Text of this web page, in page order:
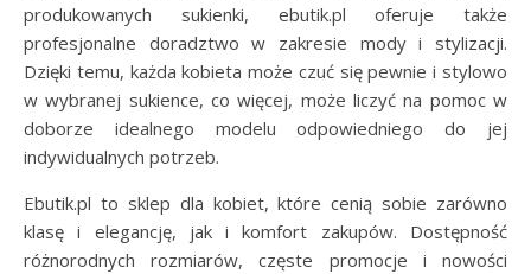
produkowanych sukienki, ebutik.pl oferuje także
profesjonalne doradztwo w zakresie mody i stylizacji.
Dzięki temu, każda kobieta może czuć się pewnie i stylowo
w wybranej sukience, co więcej, może liczyć na pomoc w
doborze idealnego modelu odpowiedniego do jej
indywidualnych potrzeb.
Ebutik.pl to sklep dla kobiet, które cenią sobie zarówno
klasę i elegancję, jak i komfort zakupów. Dostępność
różnorodnych rozmiarów, częste promocje i nowości